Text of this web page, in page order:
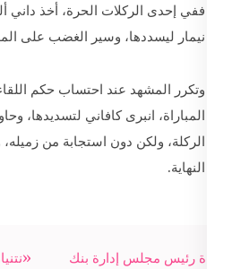
ففي إحدى الركلات الحرة، أخذ داني
نيمار ليسددها، وسير الغضب على
وتكرر المشهد عند احتساب حكم
المباراة، انبرى كافاني لتسديدها،
الركلة، ولكن دون استجابة من
النهاية.
Post
وفاة رئيس مجلس إدارة بنك